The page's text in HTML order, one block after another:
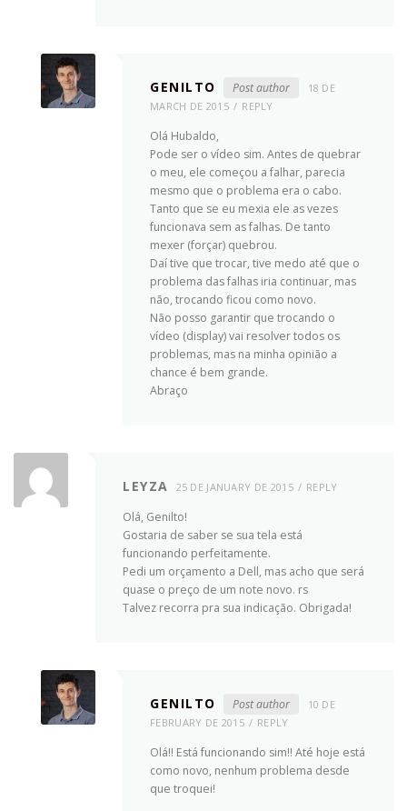
GENILTO Post author
18 DE
MARCH DE 2015
REPLY
Olá Hubaldo,
Pode ser o vídeo sim. Antes de quebrar
o meu, ele começou a falhar, parecia
mesmo que o problema era o cabo.
Tanto que se eu mexia ele as vezes
funcionava sem as falhas. De tanto
mexer (forçar) quebrou.
Daí tive que trocar, tive medo até que o
problema das falhas iria continuar, mas
não, trocando ficou como novo.
Não posso garantir que trocando o
vídeo (display) vai resolver todos os
problemas, mas na minha opinião a
chance é bem grande.
Abraço
LEYZA 25 DE JANUARY DE 2015 REPLY
Olá, Genilto!
Gostaria de saber se sua tela está
funcionando perfeitamente.
Pedi um orçamento a Dell, mas acho que será
quase o preço de um note novo. rs
Talvez recorra pra sua indicação. Obrigada!
GENILTO Post author
10 DE
FEBRUARY DE 2015
REPLY
Olá!! Está funcionando sim!! Até hoje está
como novo, nenhum problema desde
que troquei!